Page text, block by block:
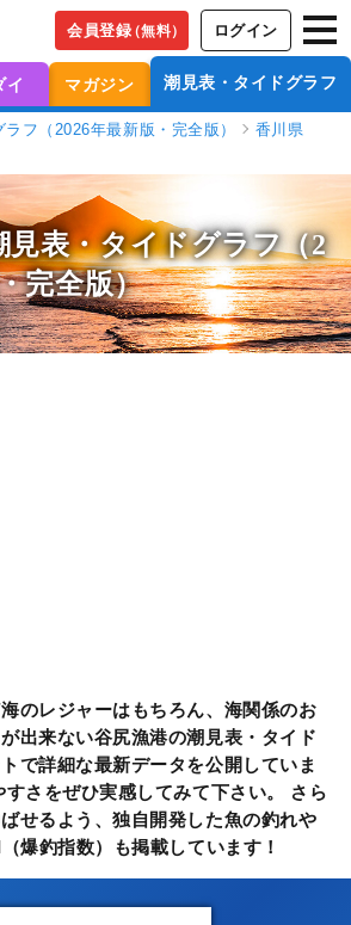
会員登録（無料） ログイン
イ マガジン 潮見表・タイドグラフ
フ（2026年最新版・完全版）
香川県
見表・タイドグラフ（2
完全版）
のレジャーはもちろん、海関係のお
出来ない谷尻漁港の潮見表・タイド
で詳細な最新データを公開していま
さをぜひ実感してみて下さい。 さら
せるよう、独自開発した魚の釣れや
爆釣指数）も掲載しています！